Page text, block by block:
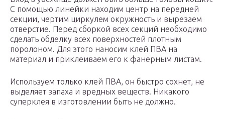
С помощью линейки находим центр на передней
секции, чертим циркулем окружность и вырезаем
отверстие. Перед сборкой всех секций необходимо
сделать обделку всех поверхностей плотным
поролоном. Для этого наносим клей ПВА на
материал и приклеиваем его к фанерным листам.
Используем только клей ПВА, он быстро сохнет, не
выделяет запаха и вредных веществ. Никакого
суперклея в изготовлении быть не должно.